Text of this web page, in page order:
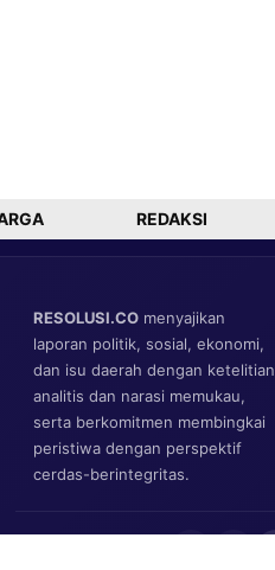
REDAKSI
RESOLUSI.CO menyajikan
laporan politik, sosial, ekonomi,
dan isu daerah dengan ketelitian
analitis dan narasi memukau,
serta berkomitmen membingkai
peristiwa dengan perspektif
cerdas-berintegritas.